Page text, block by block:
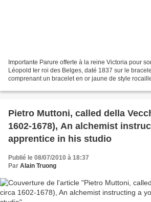
Importante Parure offerte à la reine Victoria pour
Léopold Ier roi des Belges, daté 1837 sur le
comprenant un bracelet en or jaune de style
Pietro Muttoni, called della
1602-1678), An alchemist
apprentice in his studio
Publié le 08/07/2010 à 18:37
Par Alain Truong